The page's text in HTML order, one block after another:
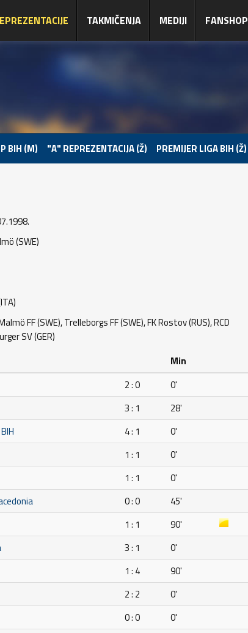
TAKMIČENJA MEDIJI FANSHOP
BIH (M) "A" REPREZENTACIJA (Ž) PREMIJER LIGA BIH (Ž)
(SWE)
FF (SWE), Trelleborgs FF (SWE), FK Rostov (RUS), RCD
SV (GER)
Min
2 : 0
0'
3 : 1
28'
4 : 1
0'
1 : 1
0'
1 : 1
0'
0 : 0
45'
1 : 1
90'
3 : 1
0'
1 : 4
90'
2 : 2
0'
0 : 0
0'